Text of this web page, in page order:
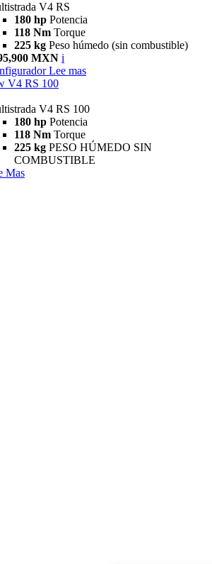
V4 RS
180 hp Potencia
118 Nm Torque
225 kg Peso húmedo (sin combustible)
MXN i
Lee mas
V4 RS 100
V4 RS 100
180 hp Potencia
118 Nm Torque
225 kg PESO HÚMEDO SIN
COMBUSTIBLE
Mas